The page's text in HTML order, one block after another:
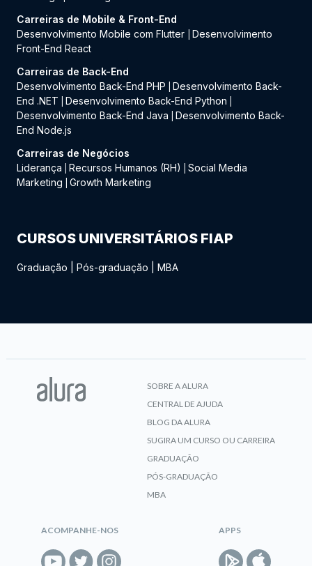
Carreiras de Mobile & Front-End
Desenvolvimento Mobile com Flutter
Desenvolvimento
Front-End React
Carreiras de Back-End
Desenvolvimento Back-End PHP
Desenvolvimento Back-
End .NET
Desenvolvimento Back-End Python
Desenvolvimento Back-End Java
Desenvolvimento Back-
End Node.js
Carreiras de Negócios
Liderança
Recursos Humanos (RH)
Social Media
Marketing
Growth Marketing
CURSOS UNIVERSITÁRIOS FIAP
Graduação Pós-graduação MBA
SOBRE A ALURA
CENTRAL DE AJUDA
BLOG DA ALURA
SUGIRA UM CURSO OU CARREIRA
GRADUAÇÃO
PÓS-GRADUAÇÃO
MBA
ACOMPANHE-NOS APPS